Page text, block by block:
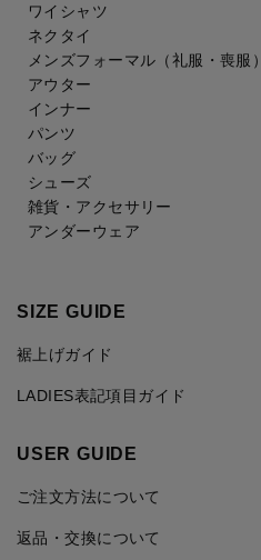
ワイシャツ
ネクタイ
メンズフォーマル （礼服・喪服）
アウター
インナー
パンツ
バッグ
シューズ
雑貨・アクセサリー
アンダーウェア
SIZE GUIDE
裾上げガイド
LADIES表記項目ガイド
USER GUIDE
ご注文方法について
返品・交換について